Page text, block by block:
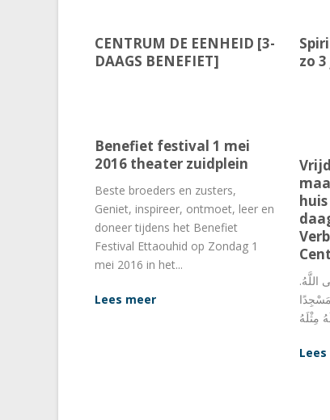
CENTRUM DE EENHEID [3-
DAAGS BENEFIET]
zo
Benefiet festival 1 mei
2016 theater zuidplein
Beste broeders en zusters,
Geniet, inspireer, ontmoet, leer en
doneer tijdens het Benefiet
Festival Ettaouhid op Zondag 1
mei 2016 in het...
Lees meer
.في الصحيحين عن النبي صَلَّى اللَّهُ